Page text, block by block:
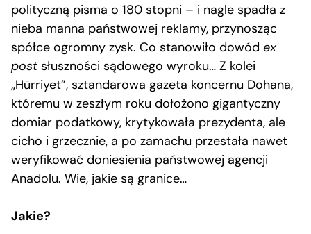
polityczną pisma o 180 stopni – i nagle spadła z
nieba manna państwowej reklamy, przynosząc
spółce ogromny zysk. Co stanowiło dowód ex
post słuszności sądowego wyroku… Z kolei
„Hürriyet”, sztandarowa gazeta koncernu Dohana,
któremu w zeszłym roku dołożono gigantyczny
domiar podatkowy, krytykowała prezydenta, ale
cicho i grzecznie, a po zamachu przestała nawet
weryfikować doniesienia państwowej agencji
Anadolu. Wie, jakie są granice…
Jakie?